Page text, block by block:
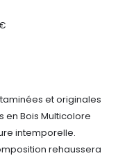
et originales
en Bois Multicolore
intemporelle.
rehaussera